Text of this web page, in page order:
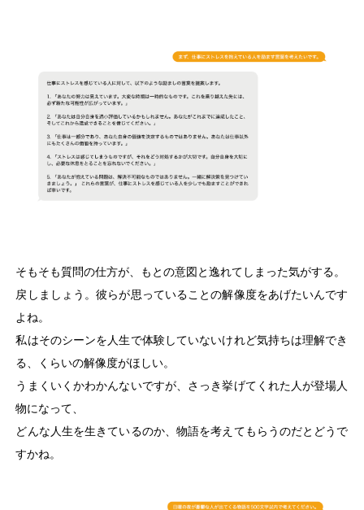
そもそも質問の仕方が、もとの意図と逸れてしまった気がする。
戻しましょう。彼らが思っていることの解像度をあげたいんです
よね。
私はそのシーンを人生で体験していないけれど気持ちは理解でき
る、くらいの解像度がほしい。
うまくいくかわかんないですが、さっき挙げてくれた人が登場人
物になって、
どんな人生を生きているのか、物語を考えてもらうのだとどうで
すかね。